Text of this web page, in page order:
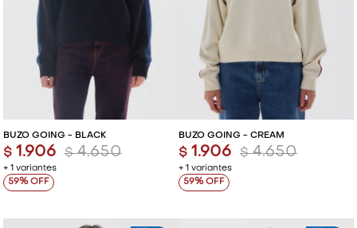
BUZO GOING - BLACK
+ 1 variantes
$ 1.906 $ 4.650
59
BUZO GOING - CREAM
+ 1 variantes
$ 1.906 $ 4.650
59